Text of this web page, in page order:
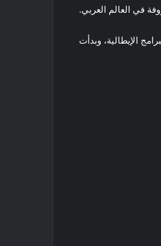
في العالم العربي.
الإيطالية، وبدأت